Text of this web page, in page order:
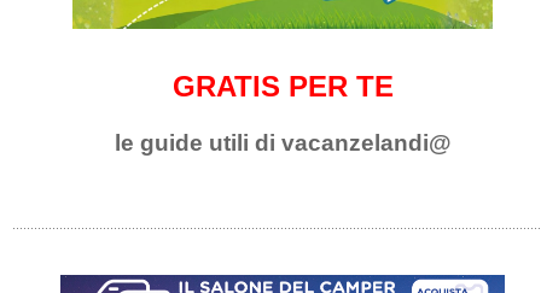
GRATIS PER TE
le guide utili di vacanzelandi@